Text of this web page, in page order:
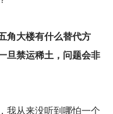
角大楼有什么替代方
旦禁运稀土，问题会非
我从来没听到哪怕一个